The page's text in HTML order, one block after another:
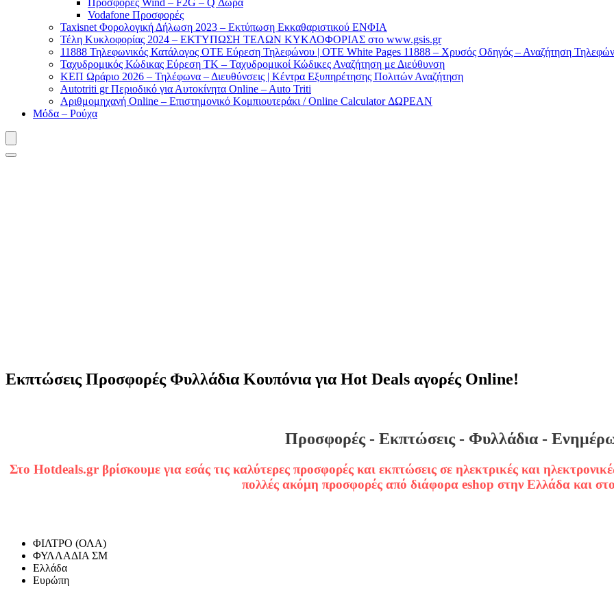
Προσφορές Wind – F2G – Q Δώρα
Vodafone Προσφορές
Taxisnet Φορολογική Δήλωση 2023 – Εκτύπωση Εκκαθαριστικού EΝΦΙΑ
Τέλη Kυκλοφορίας 2024 – ΕΚΤΥΠΩΣΗ ΤΕΛΩΝ ΚΥΚΛΟΦΟΡΙΑΣ στο www.gsis.gr
11888 Τηλεφωνικός Κατάλογος ΟΤΕ Εύρεση Τηλεφώνου | OTE White Pages 11888 – Χρυσός Οδηγός – Αναζήτηση
Ταχυδρομικός Κώδικας Εύρεση ΤΚ – Ταχυδρομικοί Κώδικες Αναζήτηση με Διεύθυνση
ΚΕΠ Ωράριο 2026 – Τηλέφωνα – Διευθύνσεις | Κέντρα Εξυπηρέτησης Πολιτών Αναζήτηση
Autotriti gr Περιοδικό για Αυτοκίνητα Online – Auto Triti
Αριθμομηχανή Online – Επιστημονικό Κομπιουτεράκι / Online Calculator ΔΩΡΕΑΝ
Μόδα – Ρούχα
Εκπτώσεις Προσφορές Φυλλάδια Κουπόνια για Hot Deals αγορές Online!
Προσφορές - Εκπτώσεις - Φυλλάδια -
Στο Hotdeals.gr βρίσκουμε για εσάς τις καλύτερες προσφορές και εκπτώσεις σε ηλεκτρικές και
πολλές ακόμη προσφορές από διάφορα eshop στην Ελλάδα και
ΦΙΛΤΡΟ (ΟΛΑ)
ΦΥΛΛΑΔΙΑ ΣΜ
Ελλάδα
Ευρώπη